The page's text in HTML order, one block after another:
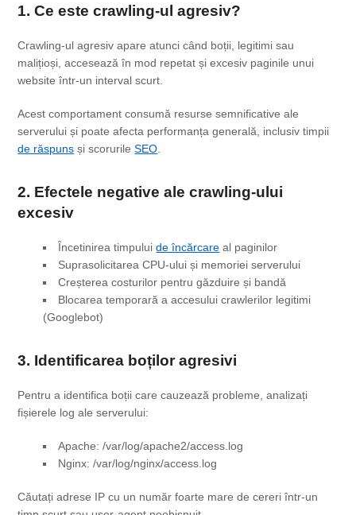
1. Ce este crawling-ul agresiv?
Crawling-ul agresiv apare atunci când boții, legitimi sau
malițioși, accesează în mod repetat și excesiv paginile unui
website într-un interval scurt.
Acest comportament consumă resurse semnificative ale
serverului și poate afecta performanța generală, inclusiv timpii
de răspuns și scorurileSEO
2. Efectele negative ale crawling-ului
excesiv
Încetinirea timpuluide încărcare al paginilor
Suprasolicitarea CPU-ului și memoriei serverului
Creșterea costurilor pentru găzduire și bandă
Blocarea temporară a accesului crawlerilor legitimi
(Googlebot)
3. Identificarea boților agresivi
Pentru a identifica boții care cauzează probleme, analizați
fișierele log ale serverului:
Apache:/var/log/apache2/access.log
Nginx:/var/log/nginx/access.log
Căutați adrese IP cu un număr foarte mare de cereri într-un